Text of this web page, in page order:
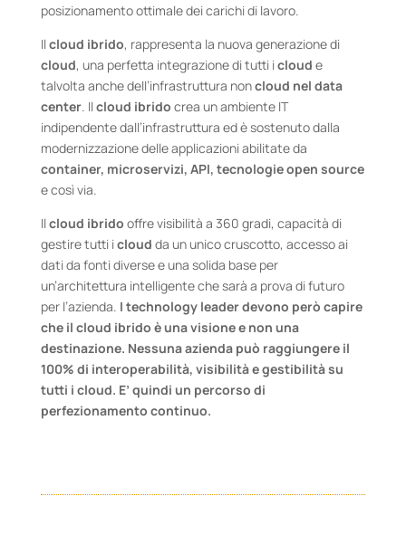
posizionamento ottimale dei carichi di lavoro.
Ilcloud ibrido, rappresenta la nuova generazione di
cloud, una perfetta integrazione di tutti icloud e
talvolta anche dell’infrastruttura noncloud nel data
center. Ilcloud ibrido crea un ambiente IT
indipendente dall’infrastruttura ed è sostenuto dalla
modernizzazione delle applicazioni abilitate da
container, microservizi, API, tecnologie open source
e così via.
Ilcloud ibrido offre visibilità a 360 gradi, capacità di
gestire tutti icloud da un unico cruscotto, accesso ai
dati da fonti diverse e una solida base per
un’architettura intelligente che sarà a prova di futuro
per l’azienda. I technology leader devono però capire
che il cloud ibrido è una visione e non una
destinazione. Nessuna azienda può raggiungere il
100% di interoperabilità, visibilità e gestibilità su
tutti i cloud. E’ quindi un percorso di
perfezionamento continuo.